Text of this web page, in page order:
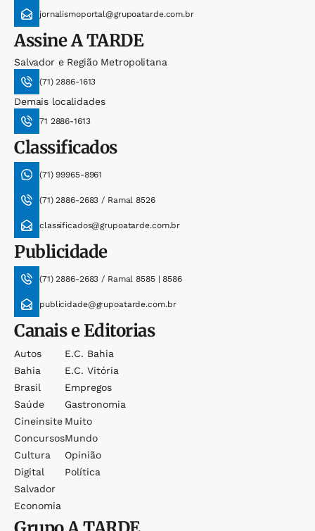
jornalismoportal@grupoatarde.com.br
AssineA TARDE
Salvador e Região Metropolitana
(71) 2886-1613
Demais localidades
71 2886-1613
Classificados
(71) 99965-8961
(71) 2886-2683 / Ramal 8526
classificados@grupoatarde.com.br
Publicidade
(71) 2886-2683 / Ramal 8585 | 8586
publicidade@grupoatarde.com.br
Canais e Editorias
Autos
Bahia
Brasil
Saúde
Cineinsite
Concursos
Cultura
Digital
Salvador
Economia
E.c. Bahia
E.c. Vitória
Empregos
Gastronomia
Muito
Mundo
Opinião
Política